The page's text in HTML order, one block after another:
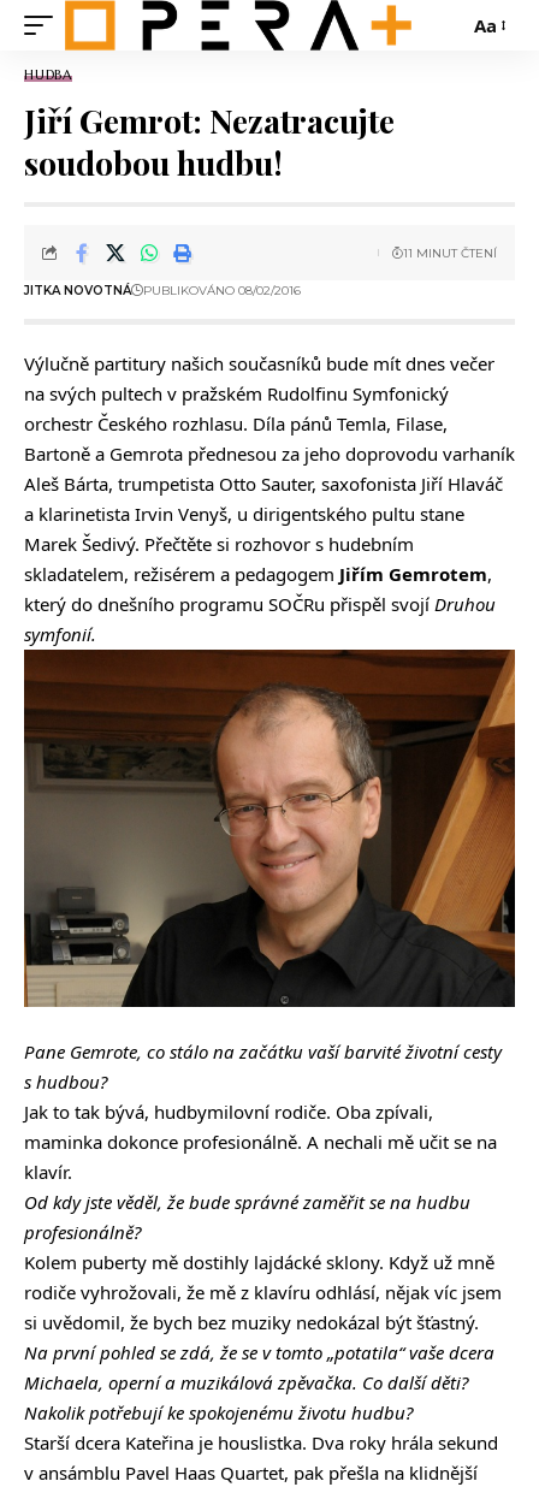
Aa
HUDBA
Jiří Gemrot: Nezatracujte
soudobou hudbu!
JITKA NOVOTNÁ PUBLIKOVÁNO 08/02/2016
11 MINUT ČTENÍ
Výlučně partitury našich současníků bude mít dnes večer
na svých pultech v pražském Rudolfinu Symfonický
orchestr Českého rozhlasu. Díla pánů Temla, Filase,
Bartoně a Gemrota přednesou za jeho doprovodu varhaník
Aleš Bárta, trumpetista Otto Sauter, saxofonista Jiří Hlaváč
a klarinetista Irvin Venyš, u dirigentského pultu stane
Marek Šedivý. Přečtěte si rozhovor s hudebním
skladatelem, režisérem a pedagogem Jiřím Gemrotem,
který do dnešního programu SOČRu přispěl svojí Druhou
symfonií.
Pane Gemrote, co stálo na začátku vaší barvité životní cesty
s hudbou?
Jak to tak bývá, hudbymilovní rodiče. Oba zpívali,
maminka dokonce profesionálně. A nechali mě učit se na
klavír.
Od kdy jste věděl, že bude správné zaměřit se na hudbu
profesionálně?
Kolem puberty mě dostihly lajdácké sklony. Když už mně
rodiče vyhrožovali, že mě z klavíru odhlásí, nějak víc jsem
si uvědomil, že bych bez muziky nedokázal být šťastný.
Na první pohled se zdá, že se v tomto „potatila“ vaše dcera
Michaela, operní a muzikálová zpěvačka. Co další děti?
Nakolik potřebují ke spokojenému životu hudbu?
Starší dcera Kateřina je houslistka. Dva roky hrála sekund
v ansámblu Pavel Haas Quartet, pak přešla na klidnější